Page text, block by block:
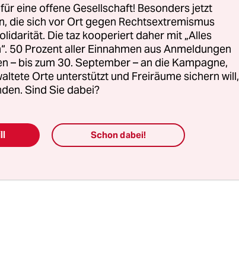
Gag. Nach jahrelangem
Biomineralwasser
wird jedoch
als ein Lebensmittel
hatte im Prozess
eine offene Gesellschaft! Besonders jetzt
die sich vor Ort gegen Rechtsextremismus
Die taz kooperiert daher mit „Alles
50 Prozent aller Einnahmen aus Anmeldungen
– bis zum 30. September – an die Kampagne,
Orte unterstützt und Freiräume sichern will,
Sind Sie dabei?
Schon dabei!